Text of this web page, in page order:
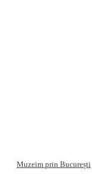
Muzeim prin București